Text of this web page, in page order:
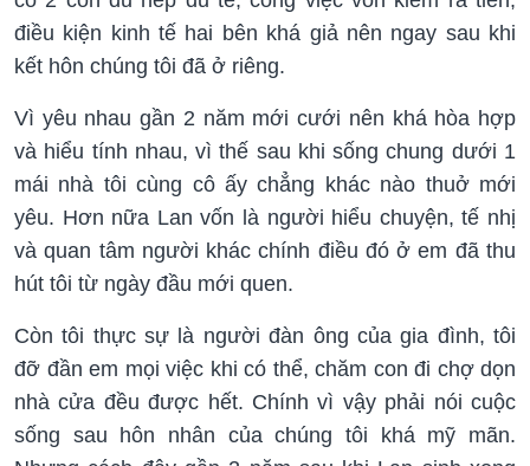
điều kiện kinh tế hai bên khá giả nên ngay sau khi
kết hôn chúng tôi đã ở riêng.
Vì yêu nhau gần 2 năm mới cưới nên khá hòa hợp
và hiểu tính nhau, vì thế sau khi sống chung dưới 1
mái nhà tôi cùng cô ấy chẳng khác nào thuở mới
yêu. Hơn nữa Lan vốn là người hiểu chuyện, tế nhị
và quan tâm người khác chính điều đó ở em đã thu
hút tôi từ ngày đầu mới quen.
Còn tôi thực sự là người đàn ông của gia đình, tôi
đỡ đần em mọi việc khi có thể, chăm con đi chợ dọn
nhà cửa đều được hết. Chính vì vậy phải nói cuộc
sống sau hôn nhân của chúng tôi khá mỹ mãn.